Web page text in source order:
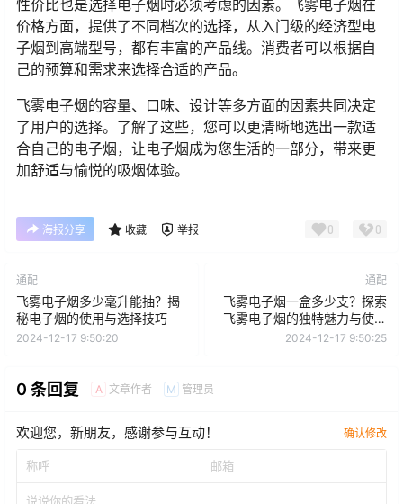
三、飞雾电子烟的性价比
性价比也是选择电子烟时必须考虑的因素。飞雾电子烟在
价格方面，提供了不同档次的选择，从入门级的经济型电
己的预算和需求来选择合适的产品。
飞雾电子烟的容量、口味、设计等多方面的因素共同决定
了用户的选择。了解了这些，您可以更清晰地选出一款适
通配
飞雾电子烟多少毫升能抽？揭
通配
飞雾电子烟一盒多少支？探索
0 条回复 A 文章作者 M 管理员
欢迎您，新朋友，感谢参与互动！